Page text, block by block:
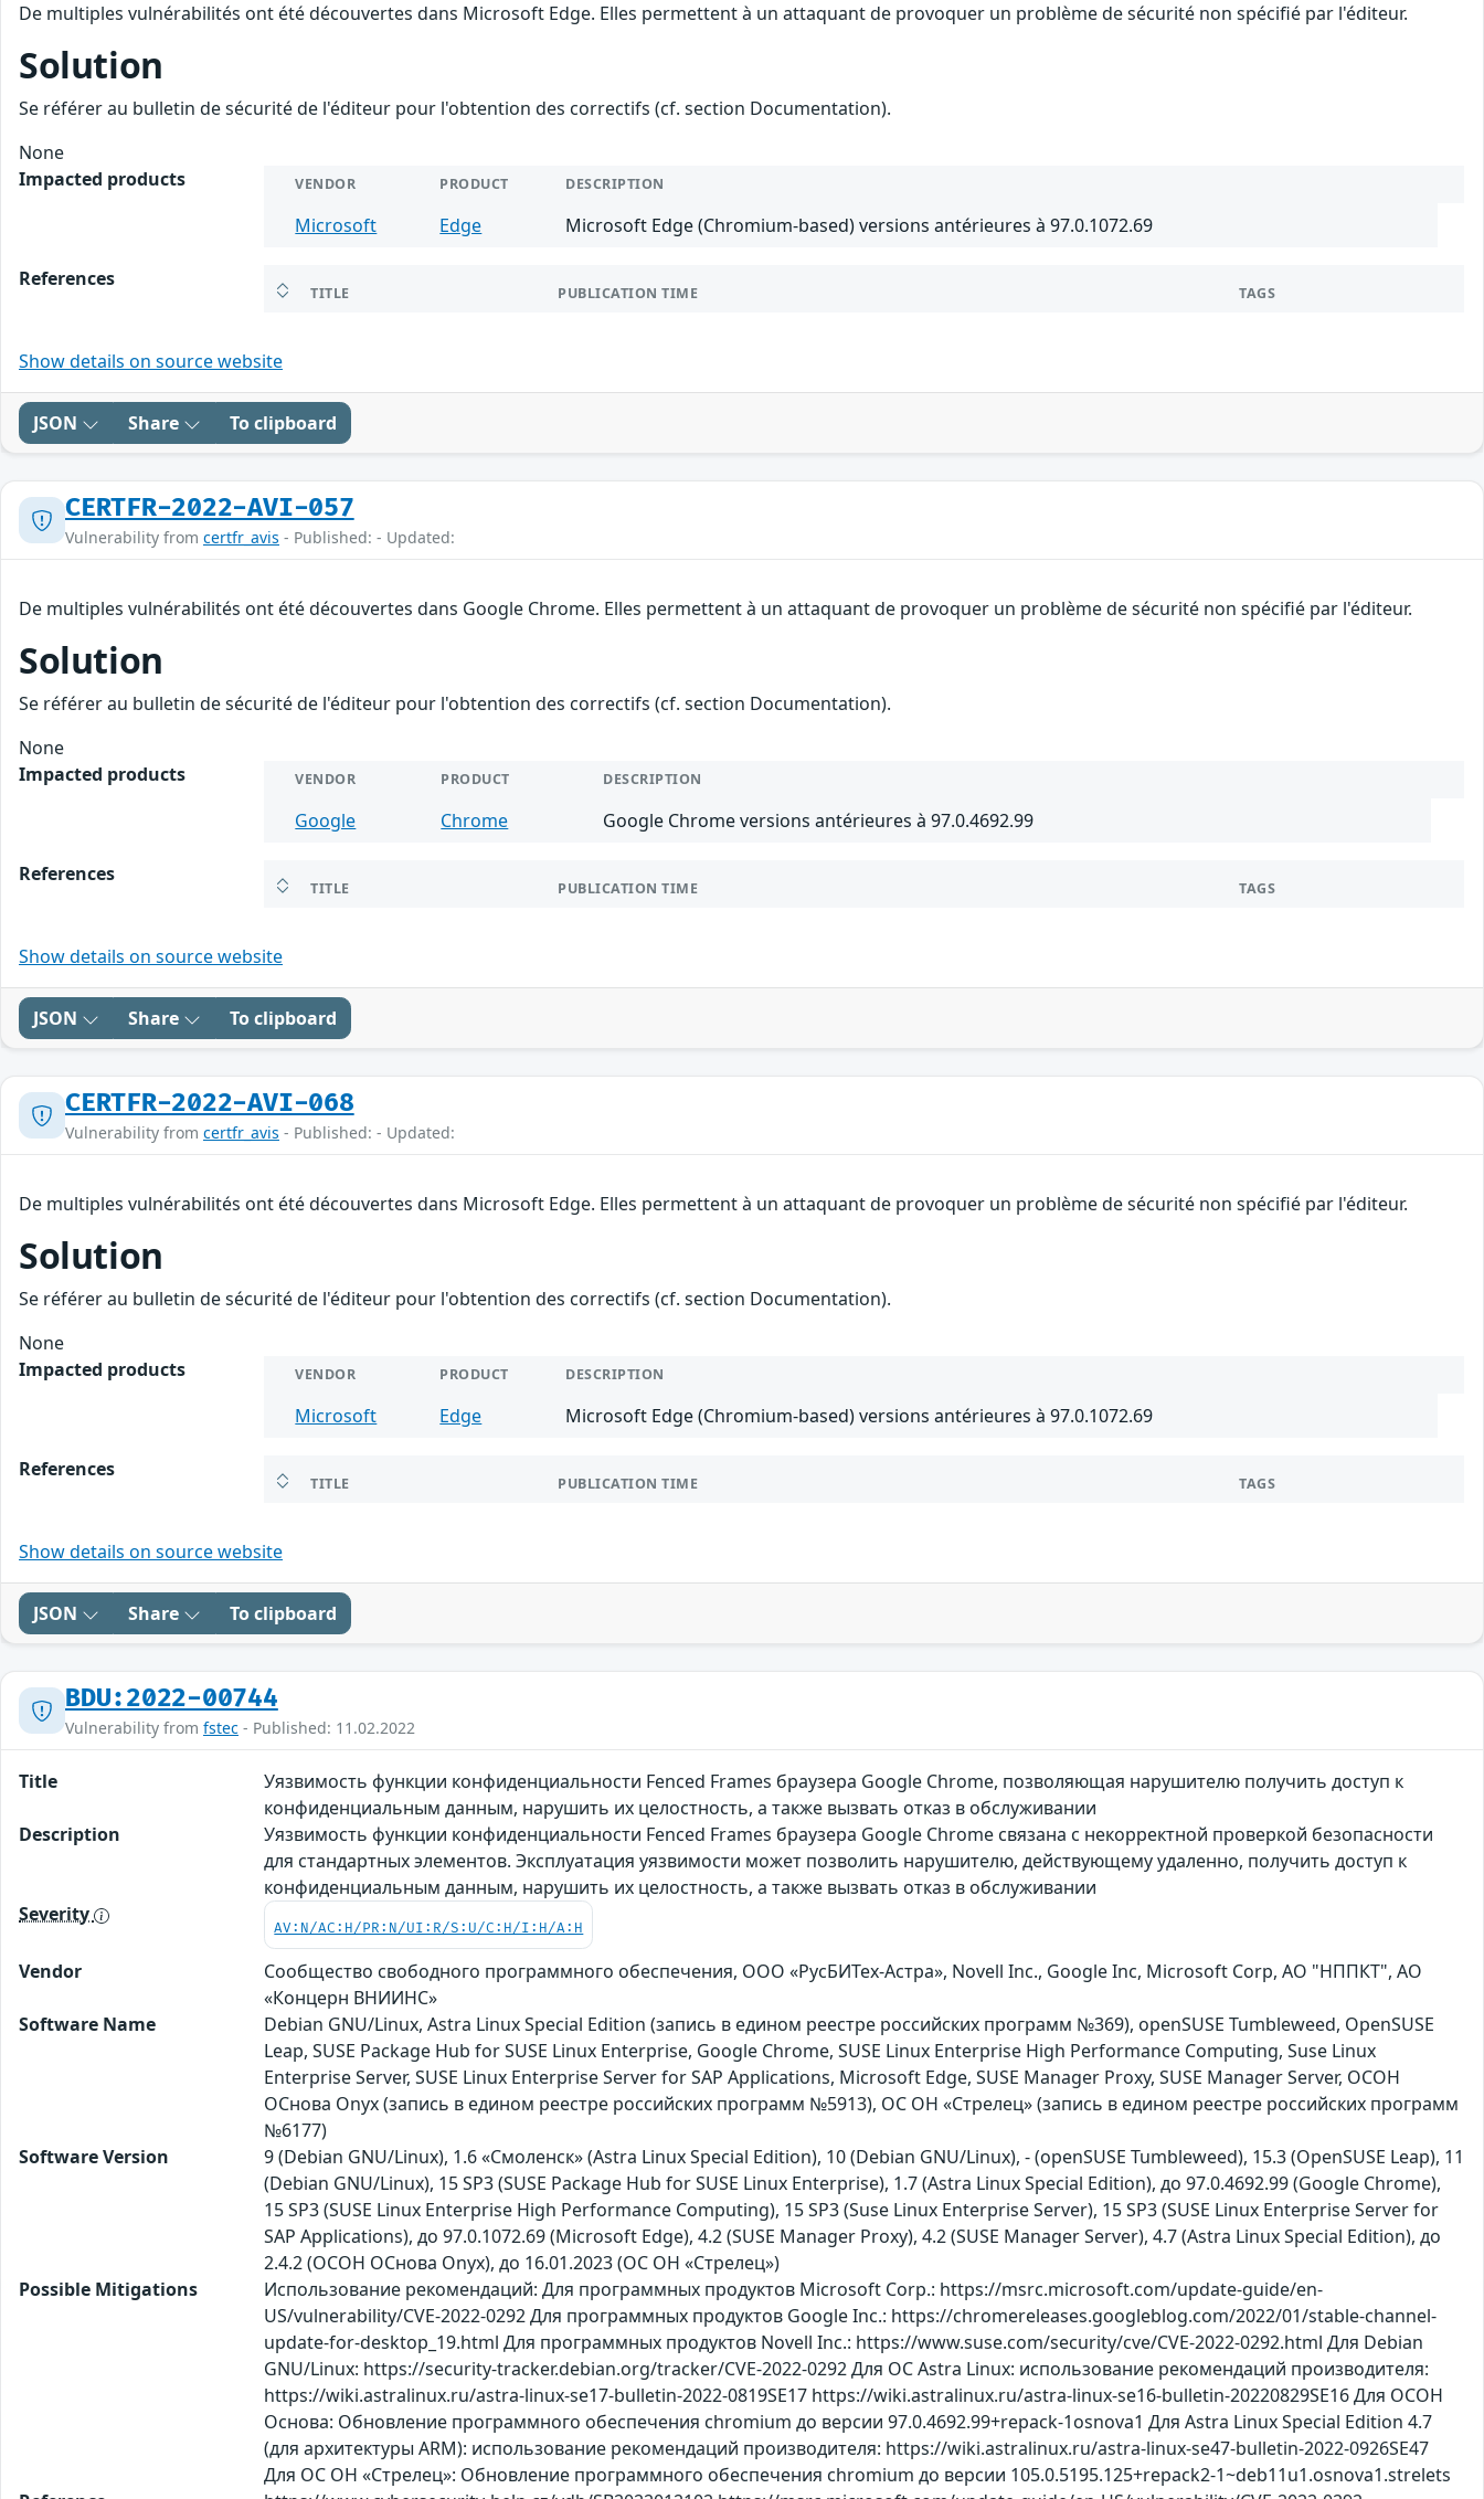
De multiples vulnérabilités ont été découvertes dans Microsoft Edge. Elles permettent à un attaquant de provoquer un problème de sécurité non spécifié par l'éditeur.
Solution
Se référer au bulletin de sécurité de l'éditeur pour l'obtention des correctifs (cf. section Documentation).
None
Impacted products
VENDOR PRODUCT DESCRIPTION
Microsoft Edge Microsoft Edge (Chromium-based) versions antérieures à 97.0.1072.69
References
TITLE PUBLICATION TIME TAGS
Show details on source website
JSON Share To clipboard
CERTFR-2022-AVI-057
Vulnerability from certfr_avis - Published: - Updated:
De multiples vulnérabilités ont été découvertes dans Google Chrome. Elles permettent à un attaquant de provoquer un problème de sécurité non spécifié par l'éditeur.
Solution
Se référer au bulletin de sécurité de l'éditeur pour l'obtention des correctifs (cf. section Documentation).
None
Impacted products
VENDOR PRODUCT DESCRIPTION
Google Chrome Google Chrome versions antérieures à 97.0.4692.99
References
TITLE PUBLICATION TIME TAGS
Show details on source website
JSON Share To clipboard
CERTFR-2022-AVI-068
Vulnerability from certfr_avis - Published: - Updated:
De multiples vulnérabilités ont été découvertes dans Microsoft Edge. Elles permettent à un attaquant de provoquer un problème de sécurité non spécifié par l'éditeur.
Solution
Se référer au bulletin de sécurité de l'éditeur pour l'obtention des correctifs (cf. section Documentation).
None
Impacted products
VENDOR PRODUCT DESCRIPTION
Microsoft Edge Microsoft Edge (Chromium-based) versions antérieures à 97.0.1072.69
References
TITLE PUBLICATION TIME TAGS
Show details on source website
JSON Share To clipboard
BDU:2022-00744
Vulnerability from fstec - Published: 11.02.2022
Title
Уязвимость функции конфиденциальности Fenced Frames браузера Google Chrome, позволяющая нарушителю получить доступ к
конфиденциальным данным, нарушить их целостность, а также вызвать отказ в обслуживании
Description
Уязвимость функции конфиденциальности Fenced Frames браузера Google Chrome связана с некорректной проверкой безопасности
для стандартных элементов. Эксплуатация уязвимости может позволить нарушителю, действующему удаленно, получить доступ к
конфиденциальным данным, нарушить их целостность, а также вызвать отказ в обслуживании
Severity
AV:N/AC:H/PR:N/UI:R/S:U/C:H/I:H/A:H
Vendor
Сообщество свободного программного обеспечения, ООО «РусБИТех-Астра», Novell Inc., Google Inc, Microsoft Corp, АО "НППКТ", АО
«Концерн ВНИИНС»
Software Name
Debian GNU/Linux, Astra Linux Special Edition (запись в едином реестре российских программ №369), openSUSE Tumbleweed, OpenSUSE
Leap, SUSE Package Hub for SUSE Linux Enterprise, Google Chrome, SUSE Linux Enterprise High Performance Computing, Suse Linux
Enterprise Server, SUSE Linux Enterprise Server for SAP Applications, Microsoft Edge, SUSE Manager Proxy, SUSE Manager Server, ОСОН
ОСнова Оnyx (запись в едином реестре российских программ №5913), ОС ОН «Стрелец» (запись в едином реестре российских программ
№6177)
Software Version
9 (Debian GNU/Linux), 1.6 «Смоленск» (Astra Linux Special Edition), 10 (Debian GNU/Linux), - (openSUSE Tumbleweed), 15.3 (OpenSUSE Leap), 11
(Debian GNU/Linux), 15 SP3 (SUSE Package Hub for SUSE Linux Enterprise), 1.7 (Astra Linux Special Edition), до 97.0.4692.99 (Google Chrome),
15 SP3 (SUSE Linux Enterprise High Performance Computing), 15 SP3 (Suse Linux Enterprise Server), 15 SP3 (SUSE Linux Enterprise Server for
SAP Applications), до 97.0.1072.69 (Microsoft Edge), 4.2 (SUSE Manager Proxy), 4.2 (SUSE Manager Server), 4.7 (Astra Linux Special Edition), до
2.4.2 (ОСОН ОСнова Оnyx), до 16.01.2023 (ОС ОН «Стрелец»)
Possible Mitigations
Использование рекомендаций: Для программных продуктов Microsoft Corp.: https://msrc.microsoft.com/update-guide/en-
US/vulnerability/CVE-2022-0292 Для программных продуктов Google Inc.: https://chromereleases.googleblog.com/2022/01/stable-channel-
update-for-desktop_19.html Для программных продуктов Novell Inc.: https://www.suse.com/security/cve/CVE-2022-0292.html Для Debian
GNU/Linux: https://security-tracker.debian.org/tracker/CVE-2022-0292 Для ОС Astra Linux: использование рекомендаций производителя:
https://wiki.astralinux.ru/astra-linux-se17-bulletin-2022-0819SE17 https://wiki.astralinux.ru/astra-linux-se16-bulletin-20220829SE16 Для ОСОН
Основа: Обновление программного обеспечения chromium до версии 97.0.4692.99+repack-1osnova1 Для Astra Linux Special Edition 4.7
(для архитектуры ARM): использование рекомендаций производителя: https://wiki.astralinux.ru/astra-linux-se47-bulletin-2022-0926SE47
Для ОС ОН «Стрелец»: Обновление программного обеспечения chromium до версии 105.0.5195.125+repack2-1~deb11u1.osnova1.strelets